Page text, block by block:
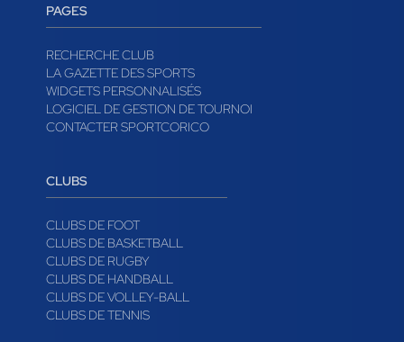
PAGES
RECHERCHE CLUB
LA GAZETTE DES SPORTS
WIDGETS PERSONNALISÉS
LOGICIEL DE GESTION DE TOURNOI
CONTACTER SPORTCORICO
CLUBS
CLUBS DE FOOT
CLUBS DE BASKETBALL
CLUBS DE RUGBY
CLUBS DE HANDBALL
CLUBS DE VOLLEY-BALL
CLUBS DE TENNIS